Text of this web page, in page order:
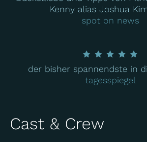
Kenny alias Joshua
spot on news
der bisher spannendste in
tagesspiegel
Cast & Crew